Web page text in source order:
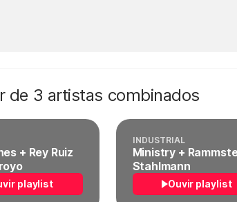
de 3 artistas combinados
+ Rey Ruiz
playlist
INDUSTRIAL
Ministry +
Stahlmann
Ouvir playlist